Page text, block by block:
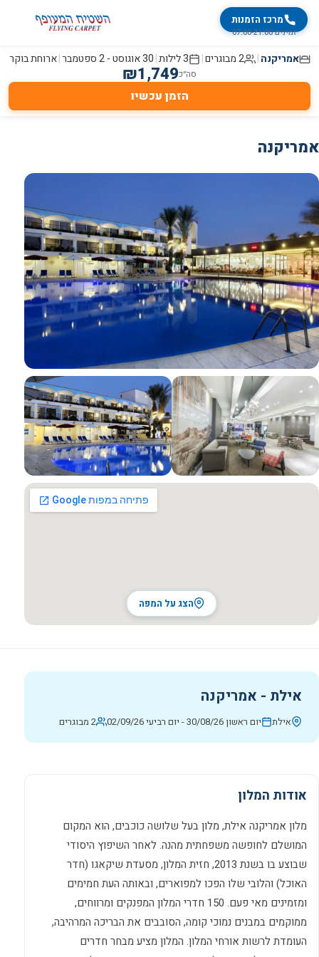
מרכז הזמנות
זמינים 07:00-21:00
אמריקנה| 2 מבוגרים |
3לילות|30 אוגוסט -2 ספטמבר |ארוחת בוקר
סה״כ ₪1,749
הזמן עכשיו
אמריקנה
כל התמונות
הצג על המפה
אילת - אמריקנה
אילת יום ראשון 30/08/26 - יום רביעי 02/09/26 2 מבוגרים
אודות המלון
מלון אמריקנה אילת, מלון בעל שלושה כוכבים, הוא המקום
המושלם לחופשה משפחתית מהנה. לאחר השיפוץ היסודי
שבוצע בו בשנת 2013, חזית המלון, מסעדת שיקאגו (חדר
האוכל) והלובי שלו הפכו למפוארים, ובאותה העת חמימים
ומזמינים מאי פעם. 150 חדרי המלון המפנקים ומרווחים,
ממוקמים במבנים נמוכי קומה, הסובבים את הבריכה המרהיבה,
העומדת לרשות אורחי המלון. המלון מציע מבחר חדרים